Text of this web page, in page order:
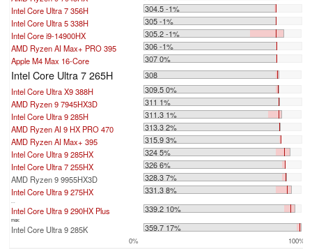
Intel Core Ultra 7 356H
304.5 -1%
Intel Core Ultra 5 338H
305 -1%
Intel Core i9-14900HX
305.2 -1%
AMD Ryzen AI Max+ PRO 395
306 -1%
Apple M4 Max 16-Core
307 0%
Intel Core Ultra 7 265H
308
Intel Core Ultra X9 388H
309.5 0%
AMD Ryzen 9 7945HX3D
311 1%
Intel Core Ultra 9 285H
311.3 1%
AMD Ryzen AI 9 HX PRO 470
313.3 2%
AMD Ryzen AI Max+ 395
315.9 3%
Intel Core Ultra 9 285HX
324 5%
Intel Core Ultra 7 255HX
326 6%
AMD Ryzen 9 9955HX3D
328.3 7%
Intel Core Ultra 9 275HX
331.3 8%
...
Intel Core Ultra 9 290HX Plus 339.2 10%
max:
Intel Core Ultra 9 285K 359.7 17%
0% 100%